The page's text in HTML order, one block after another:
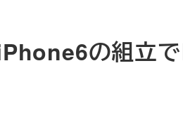
の組立で